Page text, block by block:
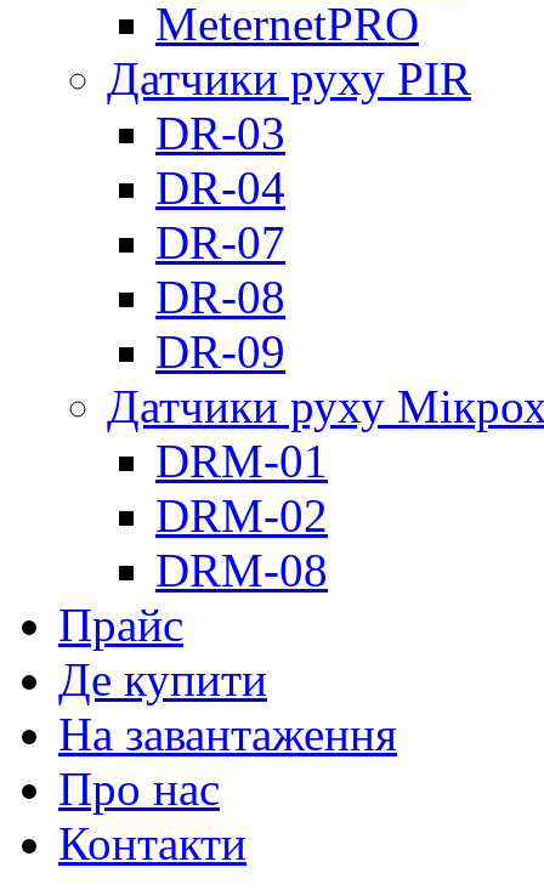
MeternetPRO
Датчики руху PIR
DR-03
DR-04
DR-07
DR-08
DR-09
Датчики руху
DRM-01
DRM-02
DRM-08
Прайс
Де купити
На завантаження
Про нас
Контакти